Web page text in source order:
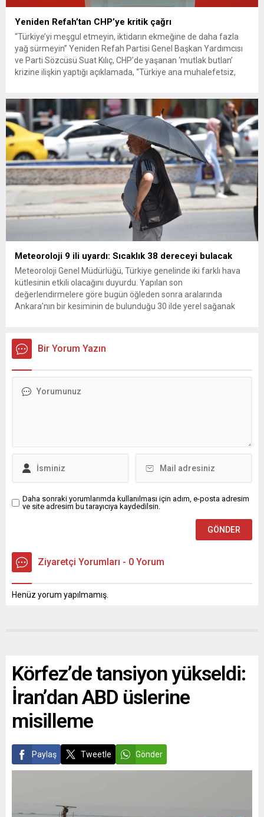
Yeniden Refah’tan CHP’ye kritik çağrı
“Türkiye’yi meşgul etmeyin, iktidarın ekmeğine de daha fazla
yağ sürmeyin” Yeniden Refah Partisi Genel Başkan Yardımcısı
ve Parti Sözcüsü Suat Kılıç, CHP’de yaşanan ‘mutlak butlan’
krizine ilişkin yaptığı açıklamada, “Türkiye ana muhalefetsiz,
olun. Türkiye’yi...
Meteoroloji 9 ili uyardı: Sıcaklık 38 dereceyi bulacak
Meteoroloji Genel Müdürlüğü, Türkiye genelinde iki farklı hava
kütlesinin etkili olacağını duyurdu. Yapılan son
değerlendirmelere göre bugün öğleden sonra aralarında
Ankara’nın bir kesiminin de bulunduğu 30 ilde yerel sağanak
üzerine çıkarak yaz değerlerine ulaşacak. Ayrıca...
Bir Yorum Yazın
Daha sonraki yorumlarımda kullanılması için adım, e-posta adresim
ve site adresim bu tarayıcıya kaydedilsin.
Ziyaretçi Yorumları - 0 Yorum
Henüz yorum yapılmamış.
Körfez’de tansiyon yükseldi:
İran’dan ABD üslerine
misilleme
Paylaş Tweetle Gönder